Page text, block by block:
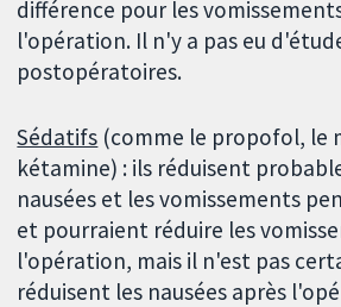
différence pour les
l'opération. Il n'y a pas eu
postopératoires.
Sédatifs (comme le propofol, le
kétamine) : ils réduisent
nausées et les vomissements
et pourraient réduire les
l'opération, mais il n'est pas
réduisent les nausées après